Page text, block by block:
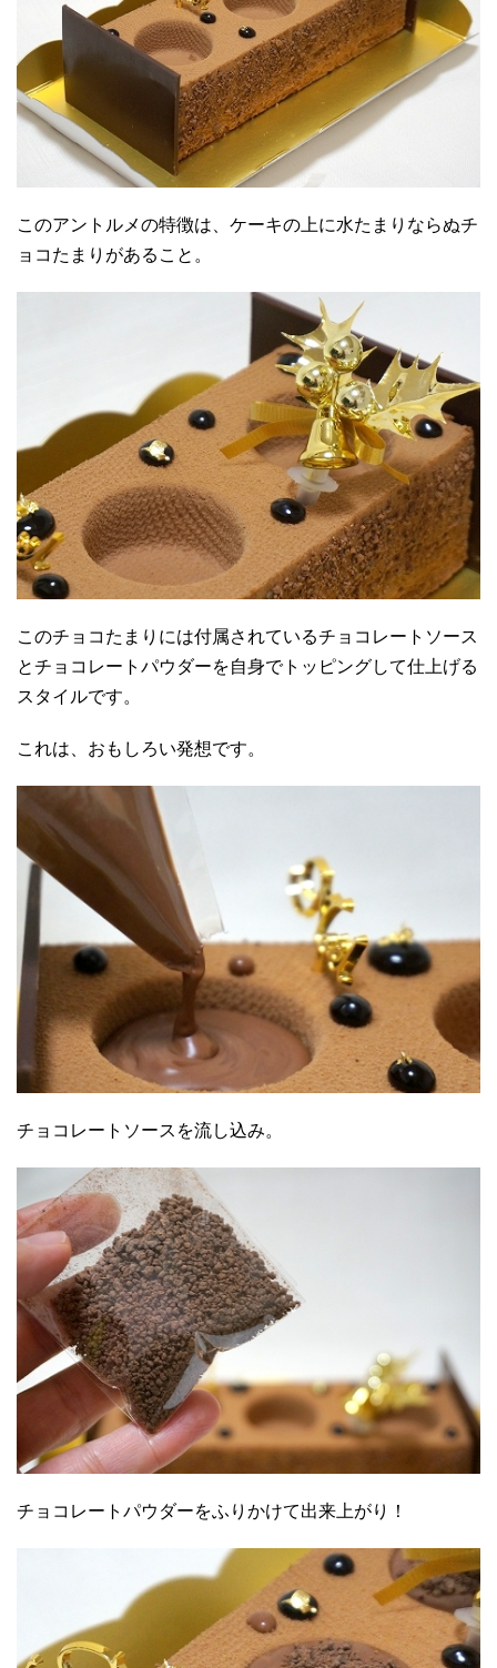
このアントルメの特徴は、ケーキの上に水たまりならぬチ
ョコたまりがあること。
このチョコたまりには付属されているチョコレートソース
とチョコレートパウダーを自身でトッピングして仕上げる
スタイルです。
これは、おもしろい発想です。
チョコレートソースを流し込み。
チョコレートパウダーをふりかけて出来上がり！